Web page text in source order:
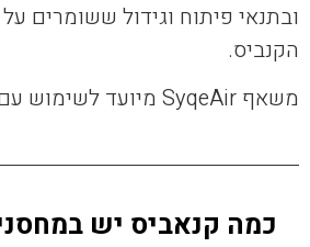
ובתנאי פיתוח וגידול ששומרים
הקנביס.
משאף SyqeAir מיועד לשימוש עם מחסנית סאיקי בלבד ולא ניתן להכניס אליה תפרחת אחרת או שמן.
כמה קנאביס יש